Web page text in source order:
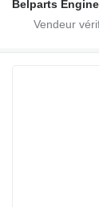
Belparts